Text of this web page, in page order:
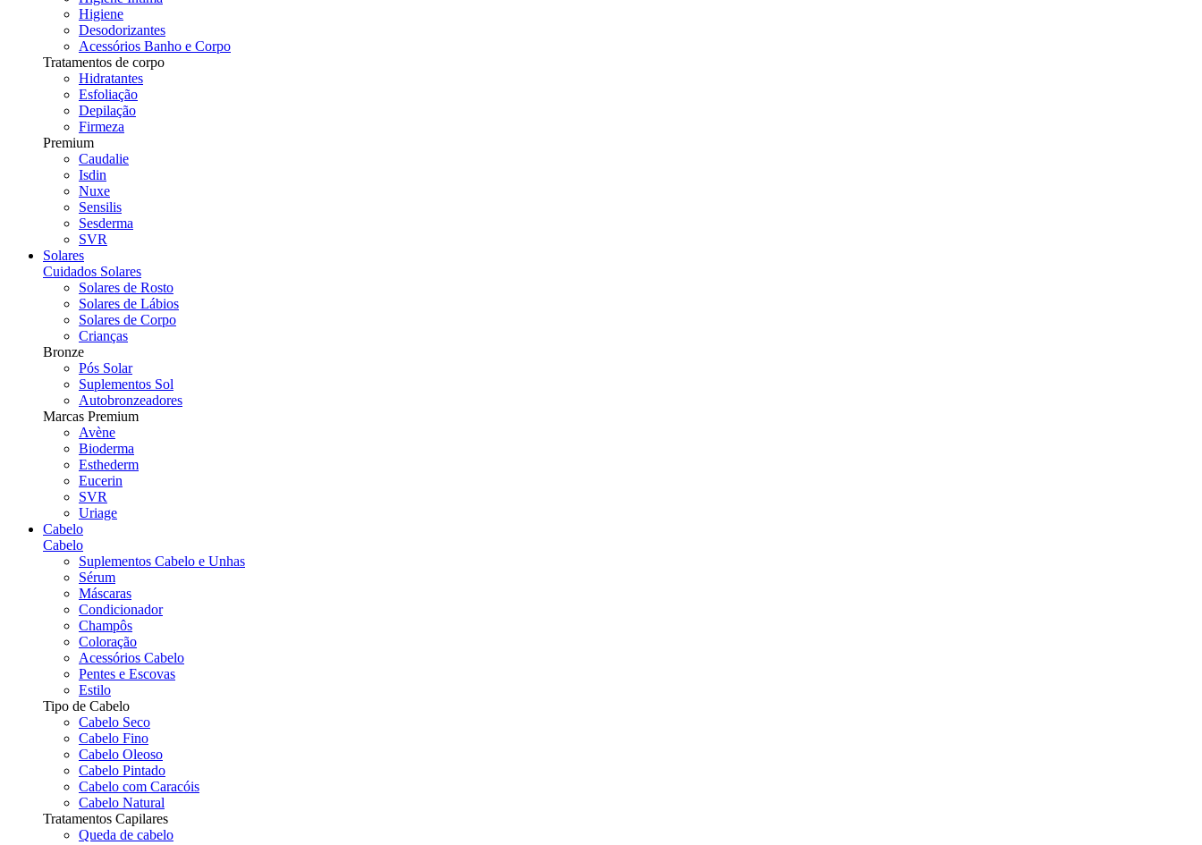
Higiene
Desodorizantes
Acessórios Banho e Corpo
Tratamentos de corpo
Hidratantes
Esfoliação
Depilação
Firmeza
Premium
Caudalie
Isdin
Nuxe
Sensilis
Sesderma
SVR
Solares
Cuidados Solares
Solares de Rosto
Solares de Lábios
Solares de Corpo
Crianças
Bronze
Pós Solar
Suplementos Sol
Autobronzeadores
Marcas Premium
Avène
Bioderma
Esthederm
Eucerin
SVR
Uriage
Cabelo
Cabelo
Suplementos Cabelo e Unhas
Sérum
Máscaras
Condicionador
Champôs
Coloração
Acessórios Cabelo
Pentes e Escovas
Estilo
Tipo de Cabelo
Cabelo Seco
Cabelo Fino
Cabelo Oleoso
Cabelo Pintado
Cabelo com Caracóis
Cabelo Natural
Tratamentos Capilares
Queda de cabelo